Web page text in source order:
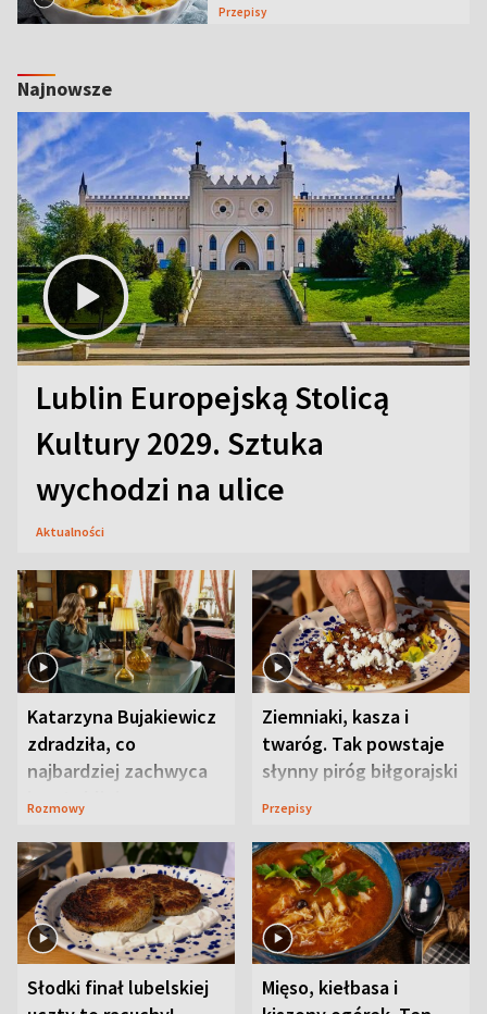
Przepisy
Najnowsze
Lublin Europejską Stolicą
Kultury 2029. Sztuka
wychodzi na ulice
Aktualności
Katarzyna Bujakiewicz
zdradziła, co
najbardziej zachwyca
ją w Lublinie
Rozmowy
Ziemniaki, kasza i
twaróg. Tak powstaje
słynny piróg biłgorajski
Przepisy
Słodki finał lubelskiej
Mięso, kiełbasa i